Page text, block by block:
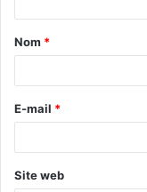
Nom *
E-mail *
Site web